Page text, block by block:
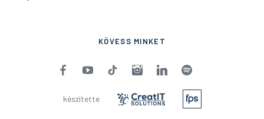
KÖVESS MINKET
készítette